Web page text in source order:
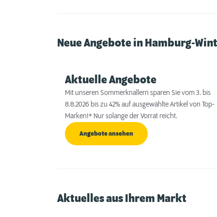
Neue Angebote in Hamburg-
Aktuelle Angebote
Mit unseren Sommerknallern sparen Sie vom 3. bis
8.8.2026 bis zu 42% auf ausgewählte Artikel von Top-
Marken!* Nur solange der Vorrat reicht.
Angebote ansehen
Aktuelles aus Ihrem Markt